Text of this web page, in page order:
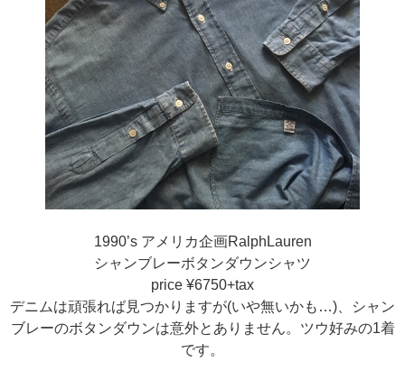
1990’s アメリカ企画RalphLauren
シャンブレーボタンダウンシャツ
price ¥6750+tax
デニムは頑張れば見つかりますが(いや無いかも…)、シャン
ブレーのボタンダウンは意外とありません。ツウ好みの1着
です。